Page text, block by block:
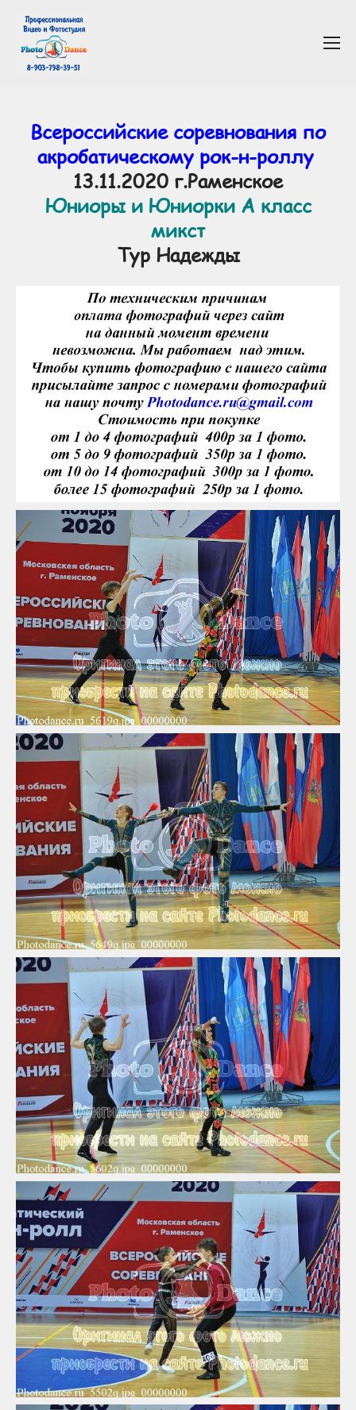
Всероссийские соревнования по
акробатическому рок-н-роллу
13.11.2020 г.Раменское
Юниоры и Юниорки А класс
микст
Тур Надежды